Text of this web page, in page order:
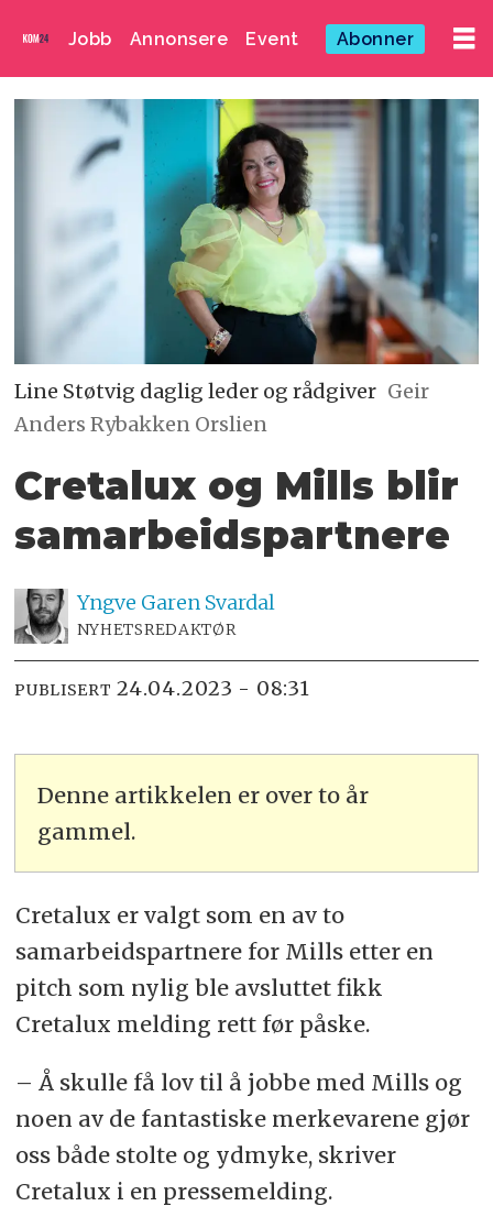
Jobb Annonsere Event Abonner
Line Støtvig daglig leder og rådgiver Geir
Anders Rybakken Orslien
Cretalux og Mills blir
samarbeidspartnere
Yngve Garen Svardal
NYHETSREDAKTØR
PUBLISERT 24.04.2023 - 08:31
Denne artikkelen er over to år
gammel.
Cretalux er valgt som en av to
samarbeidspartnere for Mills etter en
pitch som nylig ble avsluttet fikk
Cretalux melding rett før påske.
– Å skulle få lov til å jobbe med Mills og
noen av de fantastiske merkevarene gjør
oss både stolte og ydmyke, skriver
Cretalux i en pressemelding.